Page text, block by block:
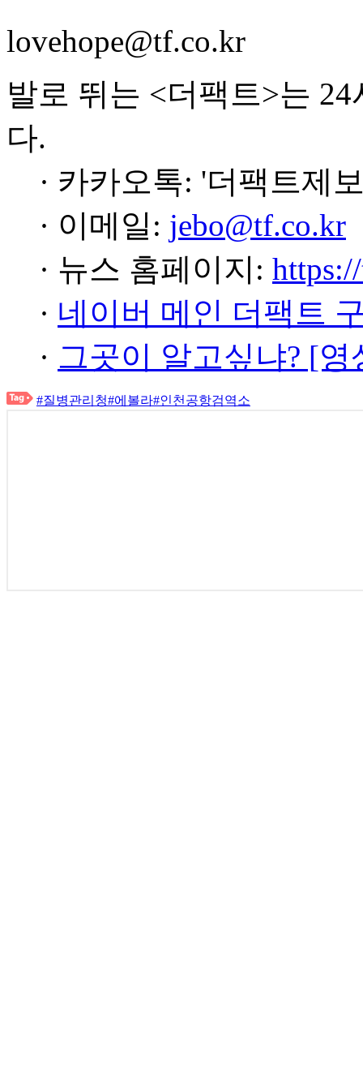
lovehope@tf.co.kr
발로 뛰는 <더팩트>는
다.
· 카카오톡: '더팩트제
· 이메일: jebo@tf.co.kr
· 뉴스 홈페이지:
· 네이버 메인 더팩트
· 그곳이 알고싶냐? [
#질병관리청#에볼라#인천공항검역소